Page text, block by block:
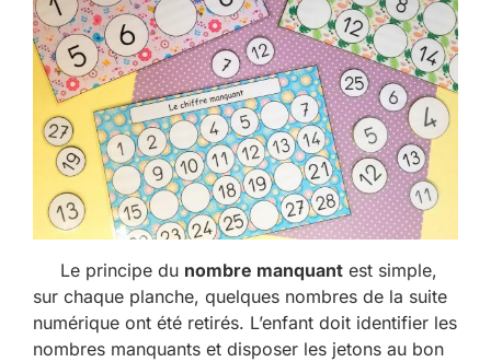
Le principe du nombre manquant est simple,
sur chaque planche, quelques nombres de la suite
numérique ont été retirés. L’enfant doit identifier les
nombres manquants et disposer les jetons au bon